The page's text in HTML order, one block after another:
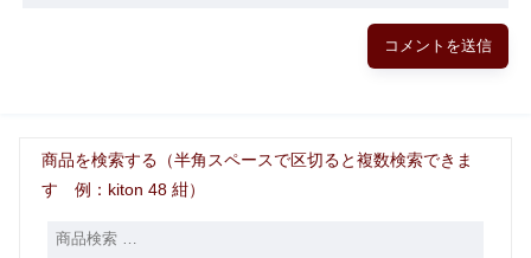
商品を検索する（半角スペースで区切ると複数検索できま
す 例：kiton 48 紺）